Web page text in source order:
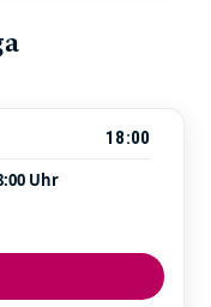
18:00
Uhr